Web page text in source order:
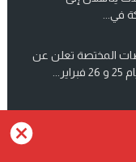
في...
المختصة تعلن عن